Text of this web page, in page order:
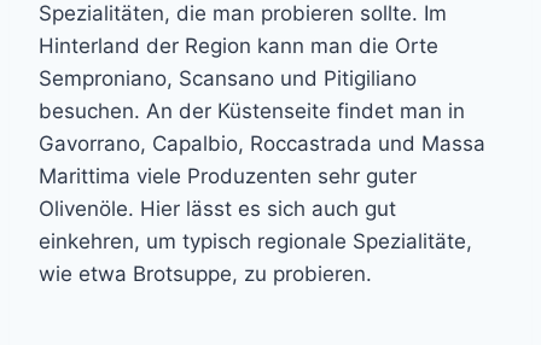
Spezialitäten, die man probieren sollte. Im
Hinterland der Region kann man die Orte
Semproniano, Scansano und Pitigiliano
besuchen. An der Küstenseite findet man in
Gavorrano, Capalbio, Roccastrada und Massa
Marittima viele Produzenten sehr guter
Olivenöle. Hier lässt es sich auch gut
einkehren, um typisch regionale Spezialitäte,
wie etwa Brotsuppe, zu probieren.